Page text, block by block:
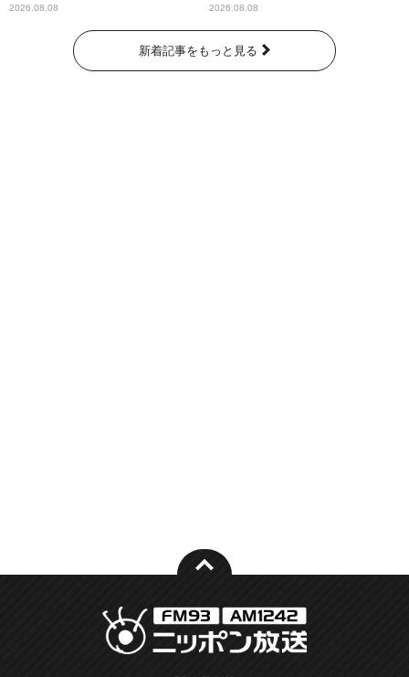
とてもワクワクしておりま
2026.08.08 2026.08.08
新着記事をもっと見る